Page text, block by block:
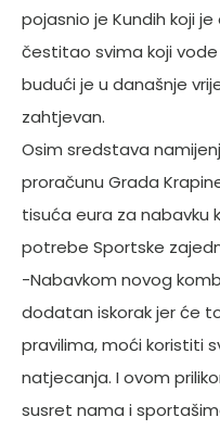
pojasnio je Kundih koji
čestitao svima koji
budući je u današnje
zahtjevan.
Osim sredstava
proračunu Grada
tisuća eura za nabavku
potrebe Sportske
-Nabavkom novog
dodatan iskorak jer će
pravilima, moći koristiti
natjecanja. I ovom
susret nama i